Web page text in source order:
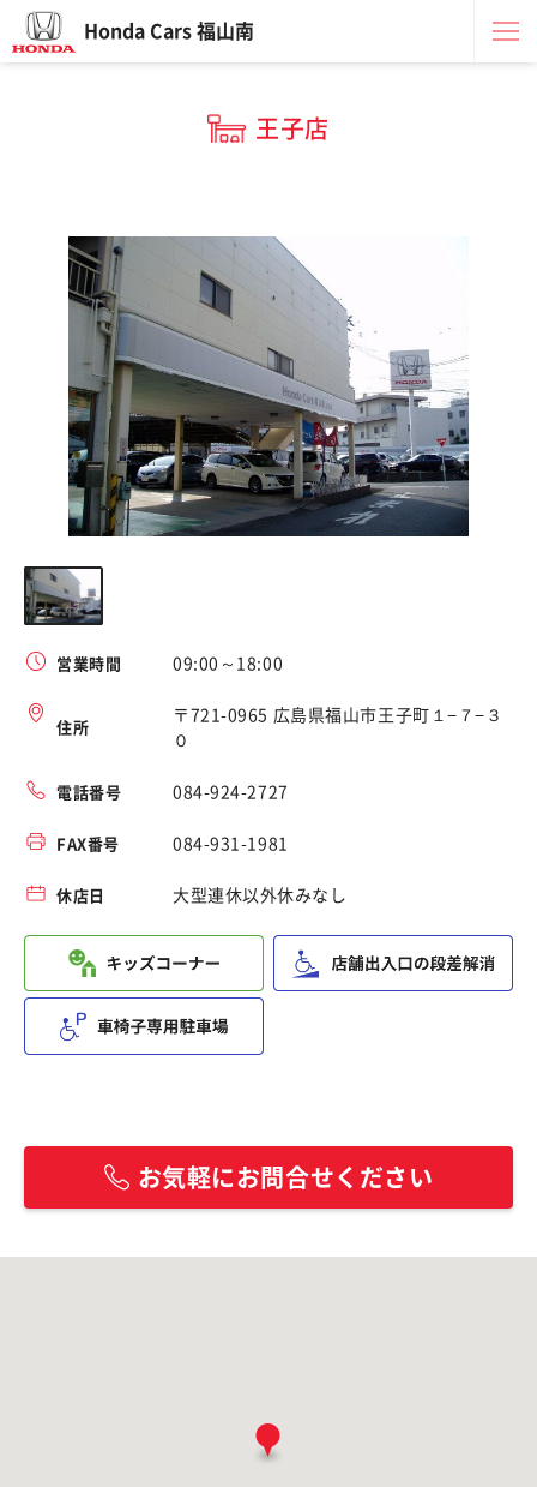
Honda Cars 福山南
王子店
営業時間 09:00～18:00
住所
〒721-0965 広島県福山市王子町１−７−３
０
電話番号 084-924-2727
FAX番号 084-931-1981
休店日 大型連休以外休みなし
お気軽にお問合せください